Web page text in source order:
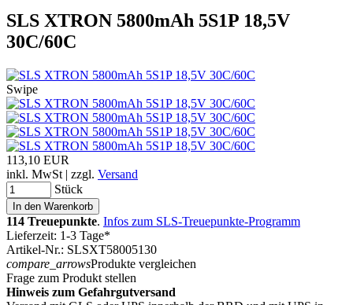
SLS XTRON 5800mAh 5S1P 18,5V
30C/60C
Swipe
113,10 EUR
inkl. MwSt | zzgl. Versand
Stück
114 Treuepunkte. Infos zum SLS-Treuepunkte-Programm
Lieferzeit: 1-3 Tage*
Artikel-Nr.: SLSXT58005130
compare_arrowsProdukte vergleichen
Frage zum Produkt stellen
Hinweis zum Gefahrgutversand